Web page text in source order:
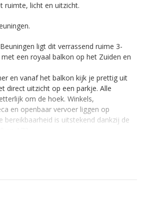
ruimte, licht en uitzicht.
ligt dit verrassend ruime 3-
een royaal balkon op het Zuiden en
en vanaf het balkon kijk je prettig uit
direct uitzicht op een parkje. Alle
om de hoek. Winkels,
en openbaar vervoer liggen op
bereikbaarheid is uitstekend dankzij de
appartement op een centrale
gezien moet hebben.
m²